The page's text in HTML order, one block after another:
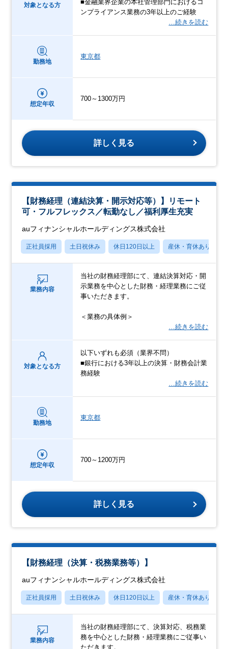
対象となる方
■金融業界企業の本社管理部門におけるコ
ンプライアンス業務の3年以上のご経験
…続きを読む
勤務地
東京都
想定年収
700～1300万円
詳しく見る
【財務経理（連結決算・開示対応等）】リモート
可・フルフレックス／転勤なし／福利厚生充実
auフィナンシャルホールディングス株式会社
正社員採用 土日祝休み 休日120日以上 産休・育休あり
業務内容
当社の財務経理部にて、連結決算対応・開
示業務を中心とした財務・経理業務にご従
事いただきます。
＜業務の具体例＞
…続きを読む
対象となる方
以下いずれも必須（業界不問）
■銀行における3年以上の決算・財務会計業
務経験
…続きを読む
勤務地
東京都
想定年収
700～1200万円
詳しく見る
【財務経理（決算・税務業務等）】
auフィナンシャルホールディングス株式会社
正社員採用 土日祝休み 休日120日以上 産休・育休あり
業務内容
当社の財務経理部にて、決算対応、税務業
務を中心とした財務・経理業務にご従事い
ただきます。